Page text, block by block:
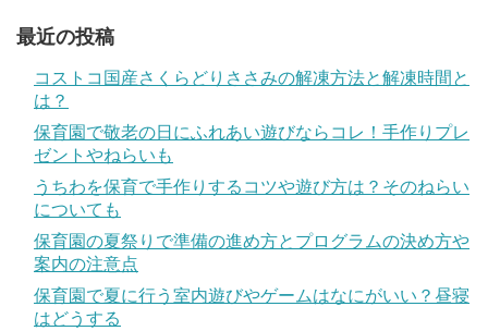
最近の投稿
コストコ国産さくらどりささみの解凍方法と解凍時間と
は？
保育園で敬老の日にふれあい遊びならコレ！手作りプレ
ゼントやねらいも
うちわを保育で手作りするコツや遊び方は？そのねらい
についても
保育園の夏祭りで準備の進め方とプログラムの決め方や
案内の注意点
保育園で夏に行う室内遊びやゲームはなにがいい？昼寝
はどうする